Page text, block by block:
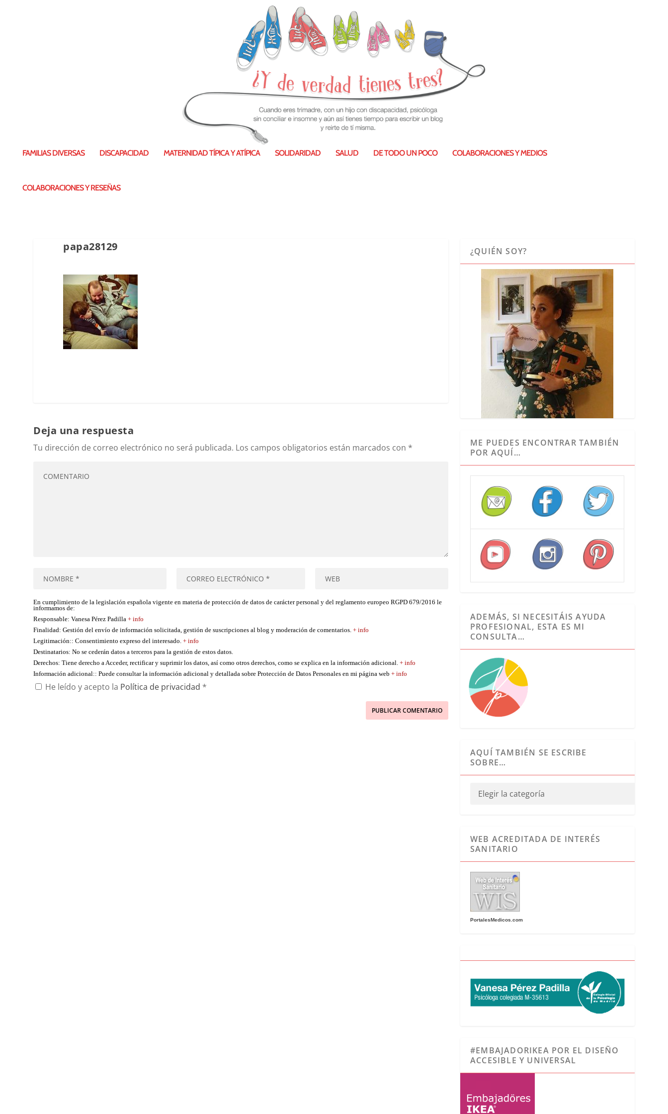
FAMILIAS DIVERSAS DISCAPACIDAD MATERNIDAD TÍPICA Y ATÍPICA SOLIDARIDAD SALUD DE TODO UN POCO COLABORACIONES Y MEDIOS
COLABORACIONES Y RESEÑAS
papa28129
Deja una respuesta
Tu dirección de correo electrónico no será publicada. Los campos obligatorios están marcados con *
En cumplimiento de la legislación española vigente en materia de protección de datos de carácter personal y del reglamento europeo RGPD 679/2016 le
informamos de:
Responsable: Vanesa Pérez Padilla+ info
Finalidad: Gestión del envío de información solicitada, gestión de suscripciones al blog y moderación de comentarios.+ info
Legitimación:: Consentimiento expreso del interesado.+ info
Destinatarios: No se cederán datos a terceros para la gestión de estos datos.
Derechos: Tiene derecho a Acceder, rectificar y suprimir los datos, así como otros derechos, como se explica en la información adicional.+ info
Información adicional:: Puede consultar la información adicional y detallada sobre Protección de Datos Personales en mi página web+ info
He leído y acepto la Política de privacidad *
¿QUIÉN SOY?
ME PUEDES ENCONTRAR TAMBIÉN
POR AQUÍ…
ADEMÁS, SI NECESITÁIS AYUDA
PROFESIONAL, ESTA ES MI
CONSULTA…
AQUÍ TAMBIÉN SE ESCRIBE
SOBRE…
WEB ACREDITADA DE INTERÉS
SANITARIO
PortalesMedicos.com
#EMBAJADORIKEA POR EL DISEÑO
ACCESIBLE Y UNIVERSAL